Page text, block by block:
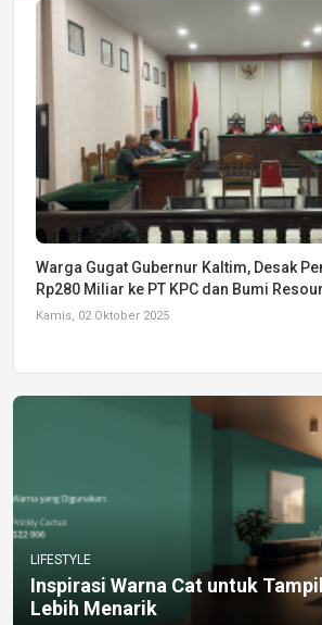
Warga Gugat Gubernur Kaltim, Desak
Rp280 Miliar ke PT KPC dan Bumi
Kamis, 02 Oktober 2025
LIFESTYLE
Inspirasi Warna Cat untuk
Lebih Menarik